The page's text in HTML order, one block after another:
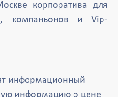
корпоратива для
компаньонов и Vip-
информационный
информацию о цене